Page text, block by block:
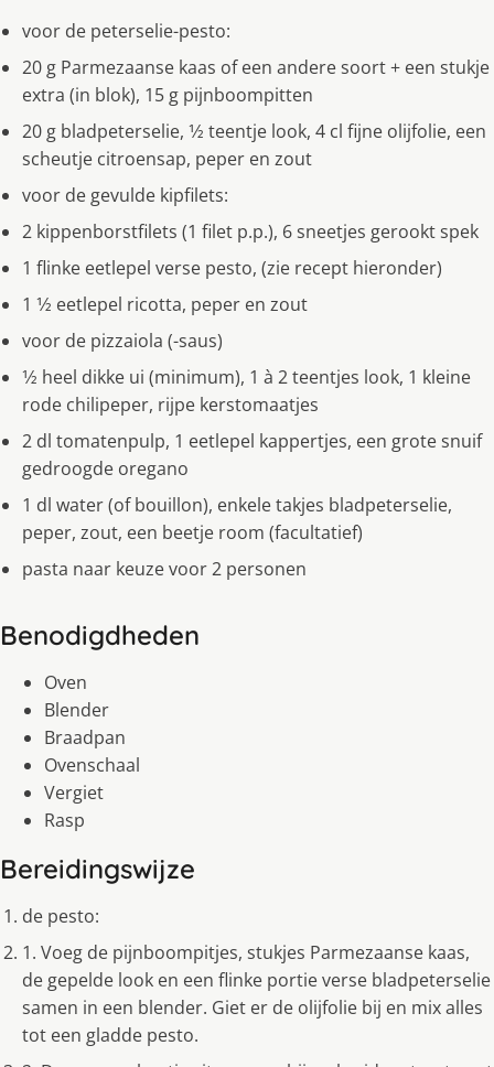
voor de peterselie-pesto:
20 g Parmezaanse kaas of een andere soort + een stukje
extra (in blok), 15 g pijnboompitten
20 g bladpeterselie, 1⁄2 teentje look, 4 cl fijne olijfolie, een
scheutje citroensap, peper en zout
voor de gevulde kipfilets:
2 kippenborstfilets (1 filet p.p.), 6 sneetjes gerookt spek
1 flinke eetlepel verse pesto, (zie recept hieronder)
1 1⁄2 eetlepel ricotta, peper en zout
voor de pizzaiola (-saus)
1⁄2 heel dikke ui (minimum), 1 à 2 teentjes look, 1 kleine
rode chilipeper, rijpe kerstomaatjes
2 dl tomatenpulp, 1 eetlepel kappertjes, een grote snuif
gedroogde oregano
1 dl water (of bouillon), enkele takjes bladpeterselie,
peper, zout, een beetje room (facultatief)
pasta naar keuze voor 2 personen
Benodigdheden
Oven
Blender
Braadpan
Ovenschaal
Vergiet
Rasp
Bereidingswijze
de pesto:
1. Voeg de pijnboompitjes, stukjes Parmezaanse kaas,
de gepelde look en een flinke portie verse bladpeterselie
samen in een blender. Giet er de olijfolie bij en mix alles
tot een gladde pesto.